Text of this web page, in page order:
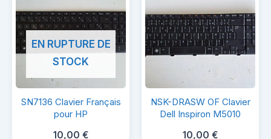
SN7136
Clavier
Français
EN RUPTURE DE
STOCK
SN7136 Clavier Français
pour HP
10,00 €
NSK-
DRASW
OF
NSK-DRASW OF Clavier
Dell Inspiron M5010
10,00 €